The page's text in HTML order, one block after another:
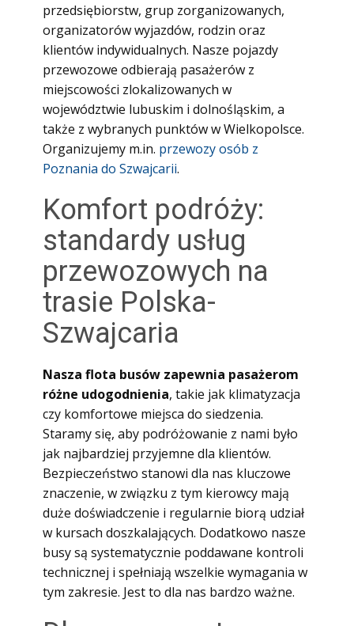
przedsiębiorstw, grup zorganizowanych,
organizatorów wyjazdów, rodzin oraz
klientów indywidualnych. Nasze pojazdy
przewozowe odbierają pasażerów z
miejscowości zlokalizowanych w
województwie lubuskim i dolnośląskim, a
także z wybranych punktów w Wielkopolsce.
Organizujemy m.in. przewozy osób z
Poznania do Szwajcarii.
Komfort podróży:
standardy usług
przewozowych na
trasie Polska-
Szwajcaria
Nasza flota busów zapewnia pasażerom
różne udogodnienia, takie jak klimatyzacja
czy komfortowe miejsca do siedzenia.
Staramy się, aby podróżowanie z nami było
jak najbardziej przyjemne dla klientów.
Bezpieczeństwo stanowi dla nas kluczowe
znaczenie, w związku z tym kierowcy mają
duże doświadczenie i regularnie biorą udział
w kursach doszkalających. Dodatkowo nasze
busy są systematycznie poddawane kontroli
technicznej i spełniają wszelkie wymagania w
tym zakresie. Jest to dla nas bardzo ważne.